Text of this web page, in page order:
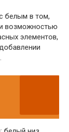
белым в том,
возможностью
элементов,